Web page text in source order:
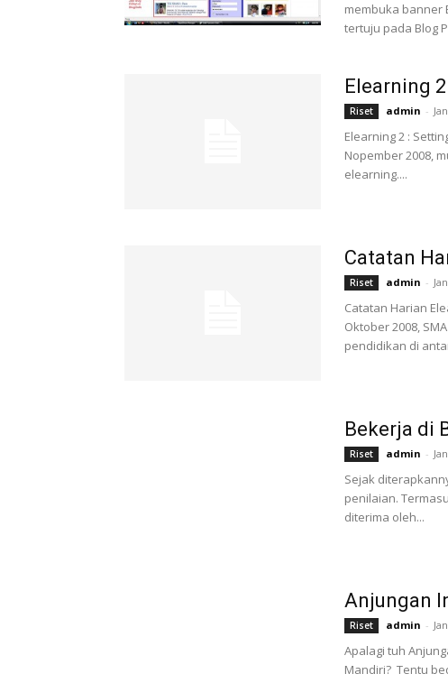
membuka banner
tertuju pada Blog
Elearning
Riset admin -
Elearning 2 :
Nopember 2008,
elearning....
Catatan
Riset admin -
Catatan Harian
Oktober 2008,
pendidikan di
Bekerja di
Riset admin -
Sejak
penilaian.
diterima oleh...
Anjungan
Riset admin -
Apalagi tuh
Mandiri? Tentu